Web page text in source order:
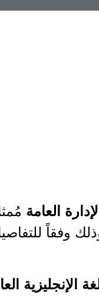
العامة
وذلك وفقاً